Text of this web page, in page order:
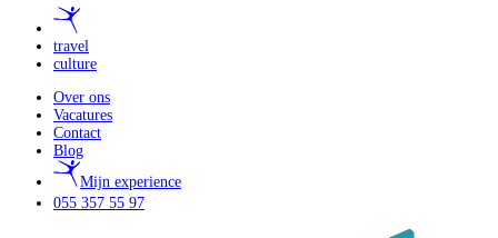
travel
culture
Over ons
Vacatures
Contact
Blog
Mijn experience
055 357 55 97